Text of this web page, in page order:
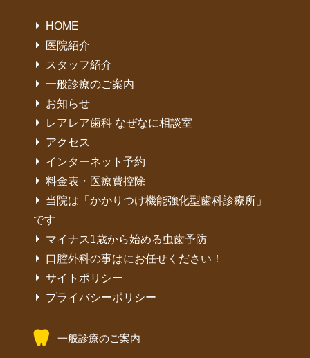
HOME
医院紹介
スタッフ紹介
一般診療のご案内
お知らせ
レアレア歯科 なぜなに相談室
アクセス
インターネット予約
料金表・医療費控除
当院は「かかりつけ機能強化型歯科診療所」
です
マイナス1歳から始める虫歯予防
口腔外科の事はにお任せください！
サイトポリシー
プライバシーポリシー
一般診療のご案内